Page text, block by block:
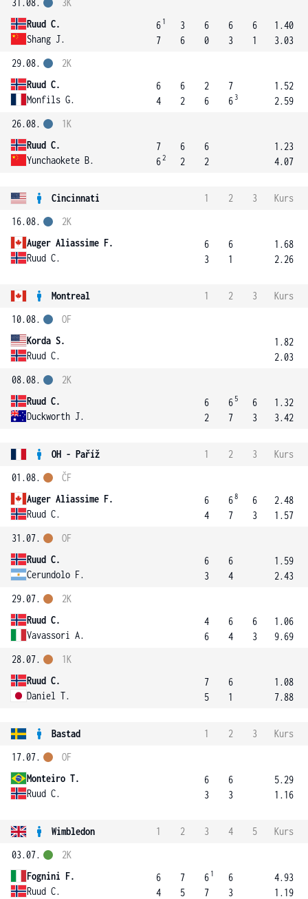
31.08.
Ruud C.
Shang J.
3K
6 1
7
3
6
6
0
6
3
6
1
1.40
3.03
29.08.
Ruud C.
Monfils G.
2K
6
4
6
2
2
6
7
6 3
1.52
2.59
26.08.
Ruud C.
Yunchaokete B.
1K
7
62
6
2
6
2
1.23
4.07
Cincinnati 1 2 3
Kurs
16.08.
Auger Aliassime F.
Ruud C.
2K
6
3
6
1
1.68
2.26
Montreal 1 2 3
Kurs
10.08.
Korda S.
Ruud C.
OF
1.82
2.03
08.08.
Ruud C.
Duckworth J.
2K
6
2
6 5
7
6
3
1.32
3.42
OH - Paříž 1 2 3
Kurs
01.08.
Auger Aliassime F.
Ruud C.
ČF
6
4
68
7
6
3
2.48
1.57
31.07.
Ruud C.
Cerundolo F.
OF
6
3
6
4
1.59
2.43
29.07.
Ruud C.
Vavassori A.
2K
4
6
6
4
6
3
1.06
9.69
28.07.
Ruud C.
Daniel T.
1K
7
5
6
1
1.08
7.88
Bastad 1 2 3
Kurs
17.07.
Monteiro T.
Ruud C.
OF
6
3
6
3
5.29
1.16
Wimbledon 1 2 3 4 5
Kurs
03.07.
Fognini F.
Ruud C.
2K
6
4
7
5
6 1
7
6
3
4.93
1.19